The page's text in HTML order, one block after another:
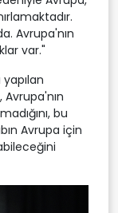
Avrupa'nın
var."
bu
Avrupa için